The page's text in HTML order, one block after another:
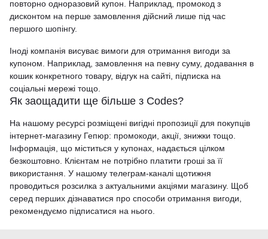
повторно одноразовий купон. Наприклад, промокод з
дисконтом на перше замовлення дійсний лише під час
першого шопінгу.
Іноді компанія висуває вимоги для отримання вигоди за
купоном. Наприклад, замовлення на певну суму, додавання в
кошик конкретного товару, відгук на сайті, підписка на
соціальні мережі тощо.
Як заощадити ще більше з Codes?
На нашому ресурсі розміщені вигідні пропозиції для покупців
інтернет-магазину Гепюр: промокоди, акції, знижки тощо.
Інформація, що міститься у купонах, надається цілком
безкоштовно. Клієнтам не потрібно платити гроші за її
використання. У нашому телеграм-каналі щотижня
проводиться розсилка з актуальними акціями магазину. Щоб
серед перших дізнаватися про способи отримання вигоди,
рекомендуємо підписатися на нього.